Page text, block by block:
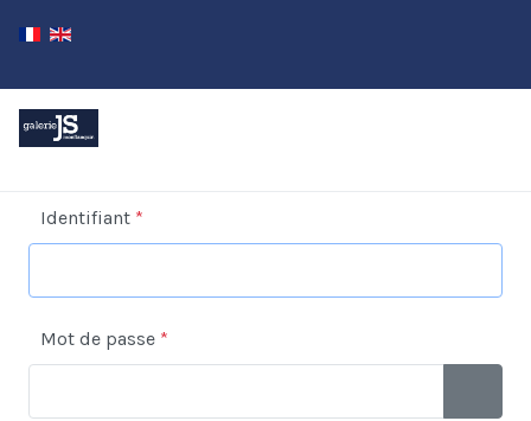
Identifiant *
Mot de passe *